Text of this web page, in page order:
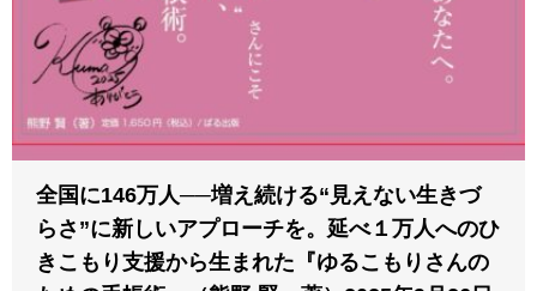
全国に146万人──増え続ける“見えない生きづ
らさ”に新しいアプローチを。延べ１万人へのひ
きこもり支援から生まれた『ゆるこもりさんの